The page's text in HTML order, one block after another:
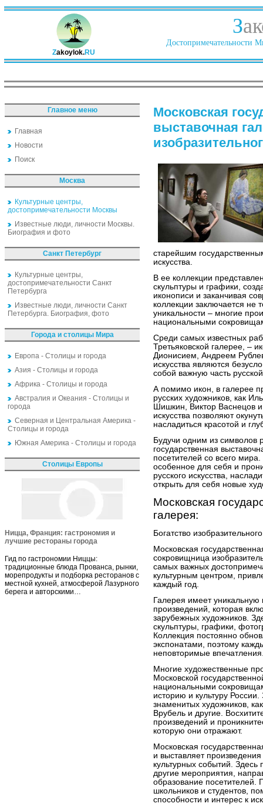
Zakoylok.RU
З
Достопримечательности
Главное меню
Главная
Новости
Поиск
Москва
Культурные центры,
достопримечательности Москвы
Известные люди, личности Москвы.
Биография и фото
Санкт Петербург
Культурные центры,
достопримечательности Санкт
Петербурга
Известные люди, личности Санкт
Петербурга. Биография, фото
Города и столицы Мира
Европа - Столицы и города
Азия - Столицы и города
Африка - Столицы и города
Австралия и Океания - Столицы и
города
Северная и Центральная Америка -
Столицы и города
Южная Америка - Столицы и города
Столицы Европы
Ницца, Франция: гастрономия и
лучшие рестораны города
Гид по гастрономии Ниццы:
традиционные блюда Прованса, рынки,
морепродукты и подборка ресторанов с
местной кухней, атмосферой Лазурного
берега и авторскими…
Московская
выставочная
старейшим
искусства.
В ее коллекции
скульптуры и графики,
иконописи и заканчивая
коллекции заключается не
уникальности – многие
национальными
Среди самых известных
Третьяковской галерее, –
Дионисием, Андреем
искусства являются
собой важную часть
А помимо икон, в галерее
русских художников, как
Шишкин, Виктор Васнецов
искусства позволяют
насладиться красотой и
Будучи одним из символов
государственная
посетителей со всего
особенное для себя и
русского искусства,
открыть для себя новые
Московская
галерея:
Богатство
Московская
сокровищница
самых важных
культурным центром,
каждый год.
Галерея имеет
произведений, которая
зарубежных художников.
скульптуры, графики,
Коллекция постоянно
экспонатами, поэтому
неповторимые
Многие художественные
Московской
национальными
историю и культуру
знаменитых художников,
Врубель и другие.
произведений и
которую они отражают.
Московская
и выставляет
культурных событий. Здесь
другие мероприятия,
образование посетителей.
школьников и студентов,
способности и интерес к